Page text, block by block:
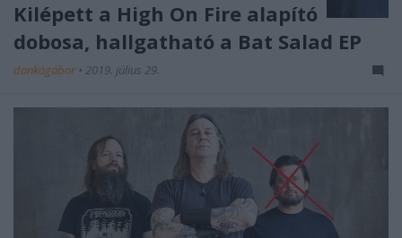
Kilépett a High On Fire alapító
dobosa, hallgatható a Bat Salad EP
dankógábor • 2019. július 29.